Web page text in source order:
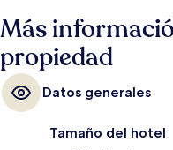
distancia a pie: Estación de
Estación de tranvía
Más
propiedad
Datos generales
Tamaño del hotel